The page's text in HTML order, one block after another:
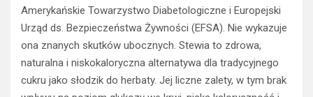
Amerykańskie Towarzystwo Diabetologiczne i Europejski
Urząd ds. Bezpieczeństwa Żywności (EFSA). Nie wykazuje
ona znanych skutków ubocznych. Stewia to zdrowa,
naturalna i niskokaloryczna alternatywa dla tradycyjnego
cukru jako słodzik do herbaty. Jej liczne zalety, w tym brak